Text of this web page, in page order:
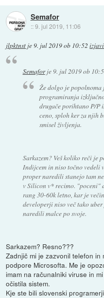
Semafor
::9. jul 2019, 11:06
jlpktnst je9. jul 2019 ob 10:52
Semaforje9. jul 2019 ob
Že dolgo je
programiranja
drugače porihtano P/P
ceno, sploh ker za njih
smisel življenja.
Sarkazem? Veš koliko reči je
Indijcem in niso točno vedeli
proper naredili stanejo tam
v Silicon v* recimo. "poceni"
rang 30-60k letno, kar je
developerji niso več tako
naredili malce po svoje.
Sarkazem? Resno???
Zadnjič mi je zazvonil telefon
podpore Microsofta. Me je
imam na računalniki viruse in
očistila sistem.
Kje ste bili slovenski